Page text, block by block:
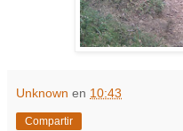
Unknown en 10:43
Compartir